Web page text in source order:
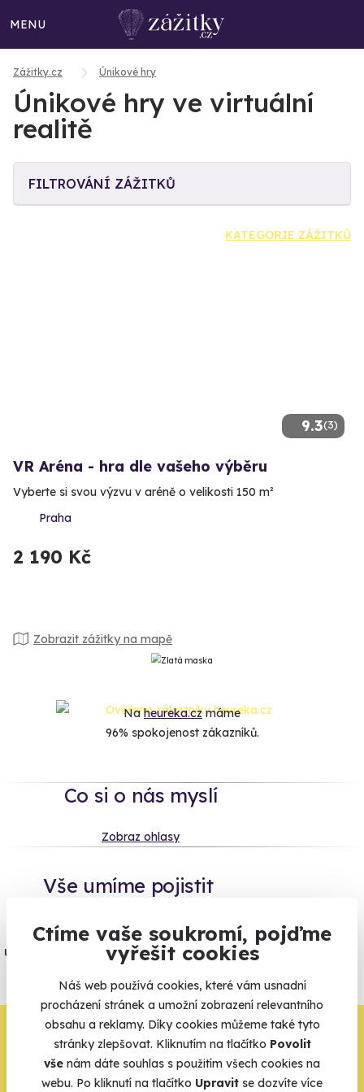
Ctíme vaše soukromí, pojďme
vyřešit cookies
Náš web používá cookies, které vám usnadní
procházení stránek a umožní zobrazení relevantního
obsahu a reklamy. Díky cookies můžeme také tyto
stránky zlepšovat. Kliknutím na tlačítko Povolit
vše nám dáte souhlas s použitím všech cookies na
webu. Po kliknutí na tlačítko Upravit se dozvíte více
MENU
Zážitky.cz Únikové hry
Únikové hry ve virtuální
realitě
FILTROVÁNÍ ZÁŽITKŮ
KATEGORIE ZÁŽITKŮ
9.3(3)
VR Aréna - hra dle vašeho výběru
Vyberte si svou výzvu v aréně o velikosti 150 m²
Praha
2 190 Kč
Zobrazit zážitky na mapě
Naheureka.czmáme
96% spokojenost zákazníků.
Co si o nás myslí
Zobraz ohlasy
Vše umíme pojistit
Jeden nikdy neví. Máme nejvyšší
úrazové pojištění z nabídky zážitkových
Vše o pojištění
Zbývá jeden krok,
zbytek zařídíme my